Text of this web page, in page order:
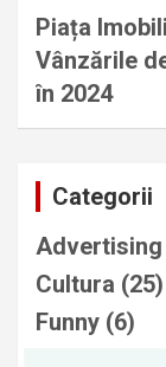
Piața
Vânzările
în 2024
Categorii
Advertising
Cultura (25)
Funny (6)